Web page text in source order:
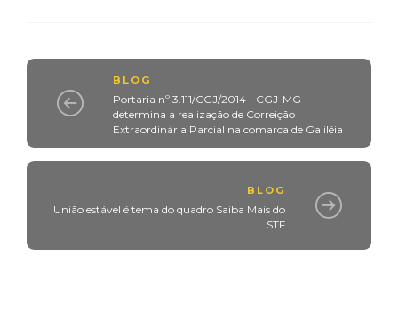
BLOG
Portaria nº 3.111/CGJ/2014 - CGJ-MG
determina a realização de Correição
Extraordinária Parcial na comarca de Galiléia
BLOG
União estável é tema do quadro Saiba Mais do
STF